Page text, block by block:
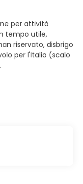
per attività
tempo utile,
riservato, disbrigo
per l'Italia (scalo